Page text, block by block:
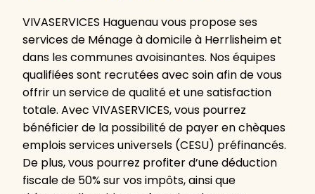
VIVASERVICES Haguenau vous propose ses
services de Ménage à domicile à Herrlisheim et
dans les communes avoisinantes. Nos équipes
qualifiées sont recrutées avec soin afin de vous
offrir un service de qualité et une satisfaction
totale. Avec VIVASERVICES, vous pourrez
bénéficier de la possibilité de payer en chèques
emplois services universels (CESU) préfinancés.
De plus, vous pourrez profiter d’une déduction
fiscale de 50% sur vos impôts, ainsi que